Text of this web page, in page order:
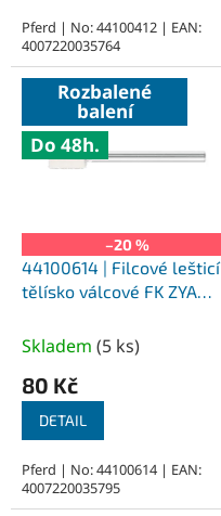
Pferd | No: 44100412 | EAN:
4007220035764
Rozbalené
balení
Do 48h.
–20 %
44100614 | Filcové lešticí
tělísko válcové FK ZYA
Skladem (5 ks)
80 Kč
DETAIL
Pferd | No: 44100614 | EAN:
4007220035795